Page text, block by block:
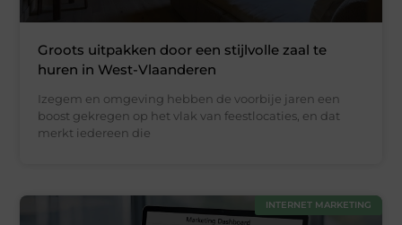
Groots uitpakken door een stijlvolle zaal te
huren in West-Vlaanderen
Izegem en omgeving hebben de voorbije jaren een
boost gekregen op het vlak van feestlocaties, en dat
merkt iedereen die
INTERNET MARKETING